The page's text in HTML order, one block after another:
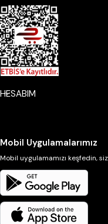
HESABIM
Mobil Uygulamalarımız
Mobil uygulamamızı keşfedin,